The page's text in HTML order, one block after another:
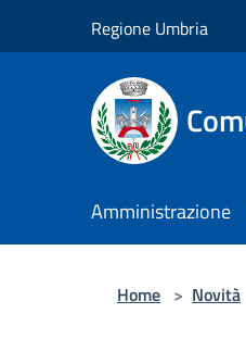
Regione Umbria
Amministrazione
Home > Novità